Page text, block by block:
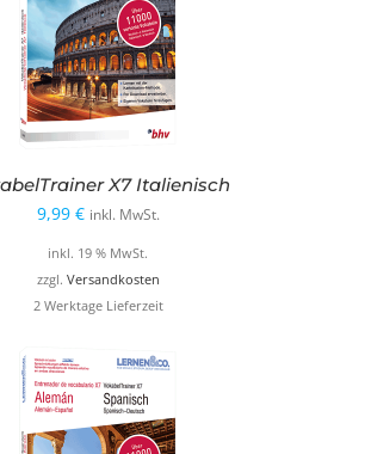
X7 Italienisch
9,99 € inkl. MwSt.
inkl. 19 % MwSt.
zzgl. Versandkosten
2 Werktage Lieferzeit